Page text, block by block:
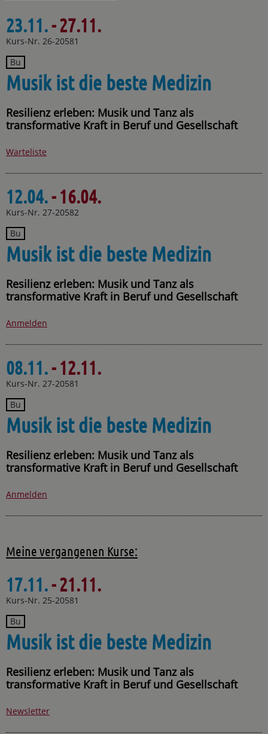
23.11.- 27.11.
Kurs-Nr. 26-20581
Bu
Musik ist die beste Medizin
Resilienz erleben: Musik und Tanz als
transformative Kraft in Beruf und Gesellschaft
Warteliste
12.04.- 16.04.
Kurs-Nr. 27-20582
Bu
Musik ist die beste Medizin
Resilienz erleben: Musik und Tanz als
transformative Kraft in Beruf und Gesellschaft
Anmelden
08.11.- 12.11.
Kurs-Nr. 27-20581
Bu
Musik ist die beste Medizin
Resilienz erleben: Musik und Tanz als
transformative Kraft in Beruf und Gesellschaft
Anmelden
Meine vergangenen Kurse:
17.11.- 21.11.
Kurs-Nr. 25-20581
Bu
Musik ist die beste Medizin
Resilienz erleben: Musik und Tanz als
transformative Kraft in Beruf und Gesellschaft
Newsletter